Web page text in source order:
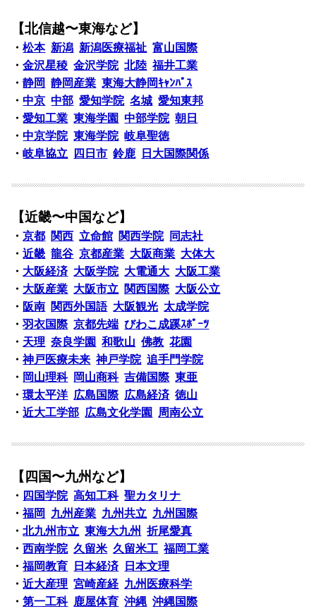
【北信越〜東海など】
・松本 新潟 新潟医療福祉 富山国際
・金沢星稜 金沢学院 北陸 福井工業
・静岡 静岡産業 東海大静岡ｷｬﾝﾊﾟｽ
・中京 中部 愛知学院 名城 愛知東邦
・愛知工業 東海学園 中部学院 朝日
・中京学院 東海学院 岐阜聖徳
・岐阜協立 四日市 鈴鹿 日大国際関係
【近畿〜中国など】
・京都 関西 立命館 関西学院
同志社
・近畿 龍谷 京都産業 大阪商業 大体大
・ 大阪経済 大阪学院 大電通大 大阪工業
・ 大阪産業 大阪市立 関西国際 大阪公立
・ 阪南 関西外国語 大阪観光 太成学院
・羽衣国際 京都先端 びわこ成蹊ｽﾎﾟｰﾂ
・ 天理 奈良学園 和歌山 佛教 花園
・神戸医療未来 神戸学院 追手門学院
・ 岡山理科 岡山商科 吉備国際 東亜
・環太平洋 広島国際 広島経済 徳山
・近大工学部 広島文化学園 周南公立
【四国〜九州など】
・ 四国学院 高知工科 聖カタリナ
・福岡 九州産業 九州共立 九州国際
・北九州市立 東海大九州
折尾愛真
・西南学院 久留米 久留米工 福岡工業
・福岡教育 日本経済
日本文理
・近大産理 宮崎産経 九州医療科学
・第一工科 鹿屋体育 沖縄 沖縄国際